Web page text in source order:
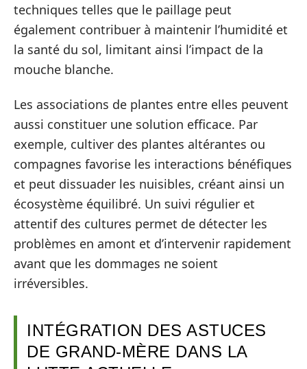
techniques telles que le paillage peut
également contribuer à maintenir l’humidité et
la santé du sol, limitant ainsi l’impact de la
mouche blanche.
Les associations de plantes entre elles peuvent
aussi constituer une solution efficace. Par
exemple, cultiver des plantes altérantes ou
compagnes favorise les interactions bénéfiques
et peut dissuader les nuisibles, créant ainsi un
écosystème équilibré. Un suivi régulier et
attentif des cultures permet de détecter les
problèmes en amont et d’intervenir rapidement
avant que les dommages ne soient
irréversibles.
INTÉGRATION DES ASTUCES
DE GRAND-MÈRE DANS LA